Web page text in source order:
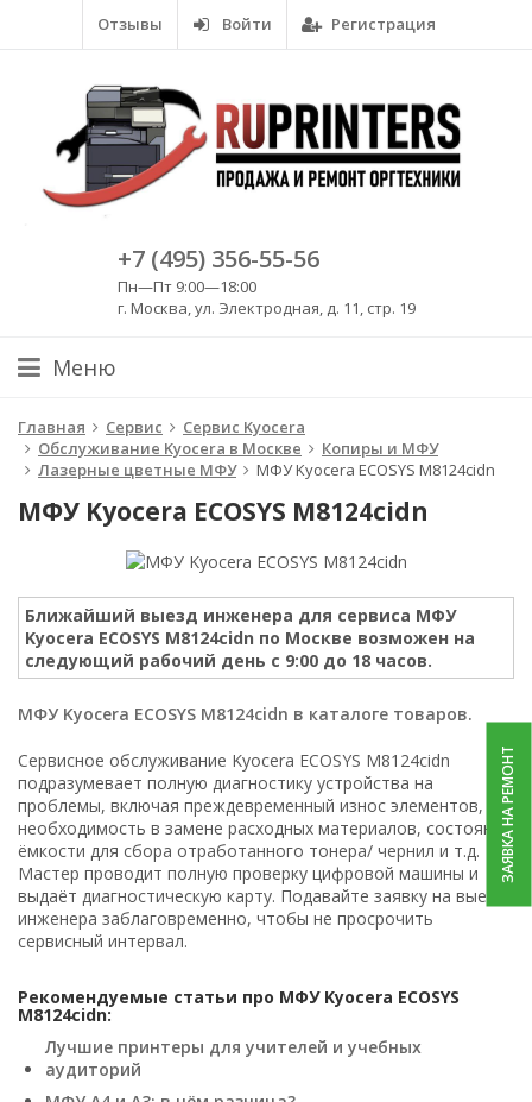
Отзывы Войти Регистрация
+7 (495) 356-55-56
Пн—Пт 9:00—18:00
г. Москва, ул. Электродная, д. 11, стр. 19
Меню
Главная Сервис
Сервис Kyocera
Обслуживание Kyocera в Москве
Копиры и МФУ
Лазерные цветные МФУ
МФУ Kyocera ECOSYS M8124cidn
МФУ Kyocera ECOSYS M8124cidn
Ближайший выезд инженера для сервиса МФУ
Kyocera ECOSYS M8124cidn по Москве возможен на
следующий рабочий день с 9:00 до 18 часов.
МФУ Kyocera ECOSYS M8124cidn в каталоге товаров.
Сервисное обслуживание Kyocera ECOSYS M8124cidn
подразумевает полную диагностику устройства на
проблемы, включая преждевременный износ элементов,
необходимость в замене расходных материалов, состояние
ёмкости для сбора отработанного тонера/ чернил и т.д.
Мастер проводит полную проверку цифровой машины и
выдаёт диагностическую карту. Подавайте заявку на выезд
инженера заблаговременно, чтобы не просрочить
сервисный интервал.
Рекомендуемые статьи про МФУ Kyocera ECOSYS
M8124cidn:
Лучшие принтеры для учителей и учебных
аудиторий
ЗАЯВКА НА РЕМОНТ